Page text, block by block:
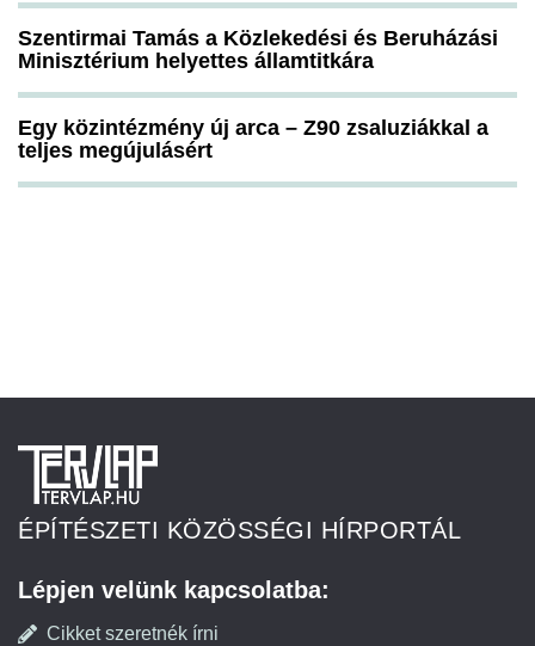
Szentirmai Tamás a Közlekedési és Beruházási
Minisztérium helyettes államtitkára
Egy közintézmény új arca – Z90 zsaluziákkal a
teljes megújulásért
ÉPÍTÉSZETI KÖZÖSSÉGI HÍRPORTÁL
Lépjen velünk kapcsolatba:
Cikket szeretnék írni